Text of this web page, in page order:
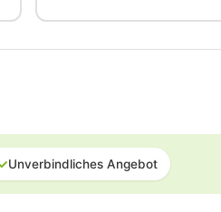
Unverbindliches Angebot